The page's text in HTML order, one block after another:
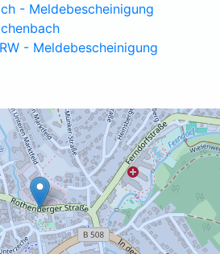
- Meldebescheinigung
- Meldebescheinigung